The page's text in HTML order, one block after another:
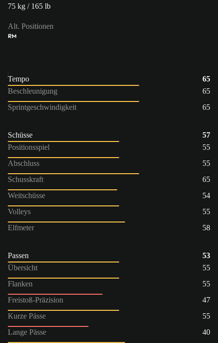
75 kg / 165 lb
Alt. Positionen
RM
Tempo
65
Beschleunigung
65
Sprintgeschwindigkeit
65
Schüsse
57
Positionsspiel
55
Abschluss
55
Schusskraft
65
Weitschüsse
54
Volleys
55
Elfmeter
58
Passen
53
Übersicht
55
Flanken
55
Freistoß-Präzision
47
Kurze Pässe
55
Lange Pässe
40